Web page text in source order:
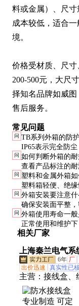
料或金属）、尺寸
成本较低，适合
境。
价格受材质、尺
200-500元，大尺
择知名品牌如威
售后服务。
常见问题
问 TB系列外箱的防
IP65表示完全防
表防尘最高等级
问 如何判断外箱的耐
查看产品标注的
留10-20°C余量，
问 塑料和金属外箱如
塑料箱轻便、绝
强度高、散热好，
问 外箱安装要注意什
确保安装面平整
免箱体承受额外应
问 外箱使用寿命一般
正常使用和维护
关键看密封条和表
相关厂家
上海秦兰电气
6年 厂
出价迅速
真实性已
主营： 接线盒、
水接线盒、UL
箱、铸铝接线盒